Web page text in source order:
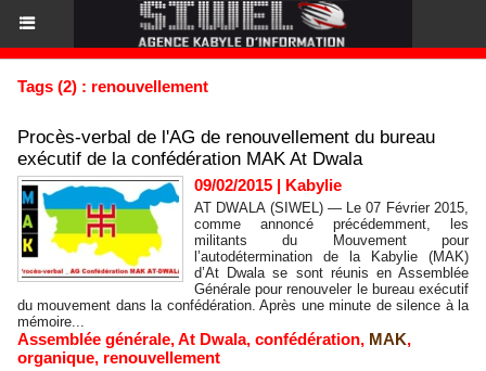
Tags (2) : renouvellement
Procès-verbal de l'AG de renouvellement du bureau
exécutif de la confédération MAK At Dwala
09/02/2015 | Kabylie
AT DWALA (SIWEL) — Le 07 Février 2015,
comme annoncé précédemment, les
militants du Mouvement pour
l’autodétermination de la Kabylie (MAK)
d’At Dwala se sont réunis en Assemblée
Générale pour renouveler le bureau exécutif
du mouvement dans la confédération. Après une minute de silence à la
mémoire...
Assemblée générale,At Dwala, confédération, MAK,
organique, renouvellement